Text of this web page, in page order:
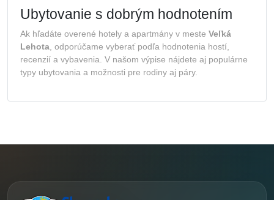
Ubytovanie s dobrým hodnotením
Ak hľadáte overené hotely a apartmány v meste Veľká
Lehota , odporúčame vyberať podľa hodnotenia hostí,
recenzií a vybavenia. V našom výpise nájdete aj populárne
typy ubytovania a možnosti pre rodiny aj páry.